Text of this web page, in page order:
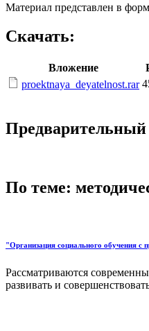
Материал представлен в
Скачать:
Вложение
proektnaya_deyatelnost.rar
Предварительный
По теме:
"Организация социального обучения с
Рассматриваются
развивать и